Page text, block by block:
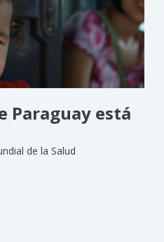
Paraguay está
de la Salud